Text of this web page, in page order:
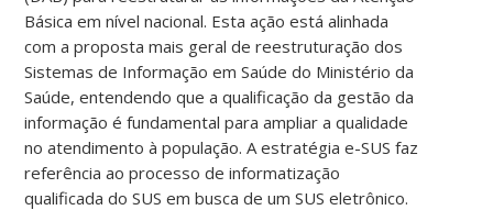
Básica em nível nacional. Esta ação está alinhada
com a proposta mais geral de reestruturação dos
Sistemas de Informação em Saúde do Ministério da
Saúde, entendendo que a qualificação da gestão da
informação é fundamental para ampliar a qualidade
no atendimento à população. A estratégia e-SUS faz
referência ao processo de informatização
qualificada do SUS em busca de um SUS eletrônico.